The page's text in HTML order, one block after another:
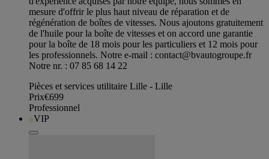
mesure d'offrir le plus haut niveau de réparation et de
régénération de boîtes de vitesses. Nous ajoutons gratuitement
de l'huile pour la boîte de vitesses et on accord une garantie
pour la boîte de 18 mois pour les particuliers et 12 mois pour
les professionnels. Notre e-mail : contact@bvautogroupe.fr
Notre nr. : 07 85 68 14 22
Pièces et services utilitaire Lille - Lille
Prix€699
Professionnel
VIP